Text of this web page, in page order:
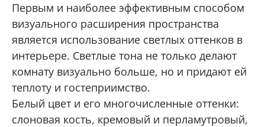
Первым и наиболее эффективным способом
визуального расширения пространства
является использование светлых оттенков в
интерьере. Светлые тона не только делают
комнату визуально больше, но и придают ей
теплоту и гостеприимство.
Белый цвет и его многочисленные оттенки:
слоновая кость, кремовый и перламутровый,
Перейти
Сургут, ул. Маяковского, 57, Интерьер-
Центр «Гулливер»
+7 (967) 555-49-07
Перейти